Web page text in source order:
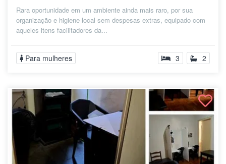
Rara oportunidade em um ambiente ainda mais raro, por sua
organização e higiene local sem despesas extras, equipado com
aqueles itens facilitadores da...
Para mulheres 3 2